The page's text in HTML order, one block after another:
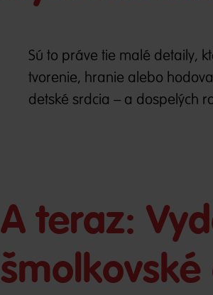
Sú to práve tie malé detaily,
tvorenie, hranie alebo
detské srdcia – a dospelých
A teraz: